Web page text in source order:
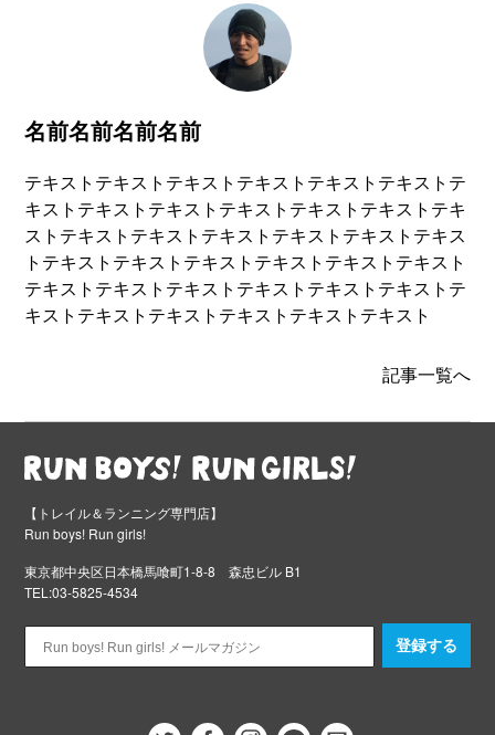
名前名前名前名前
テキストテキストテキストテキストテキストテキストテ
キストテキストテキストテキストテキストテキストテキ
ストテキストテキストテキストテキストテキストテキス
トテキストテキストテキストテキストテキストテキスト
テキストテキストテキストテキストテキストテキストテ
キストテキストテキストテキストテキストテキスト
記事一覧へ
【トレイル＆ランニング専門店】
Run boys! Run girls!
東京都中央区日本橋馬喰町1-8-8 森忠ビル B1
TEL:03-5825-4534
登録する